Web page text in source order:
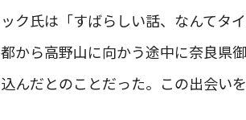
ック氏は「すばらしい話、なんてタ
都から高野山に向かう途中に奈良県
込んだとのことだった。この出会い